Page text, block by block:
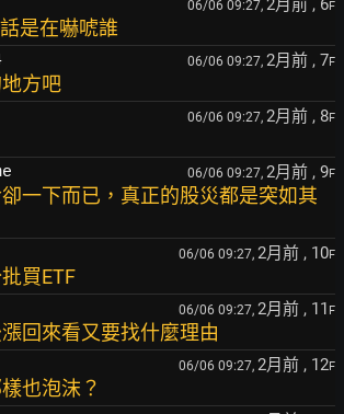
06/06 09:27, 2月前 , 6F
是在嚇唬誰
06/06 09:27, 2月前 , 7F
方吧
06/06 09:27, 2月前 , 8F
06/06 09:27, 2月前 , 9F
一下而已，真正的股災都是突如其
06/06 09:27, 2月前 , 10F
買ETF
06/06 09:27, 2月前 , 11 F
回來看又要找什麼理由
06/06 09:27, 2月前 , 12F
也泡沫？